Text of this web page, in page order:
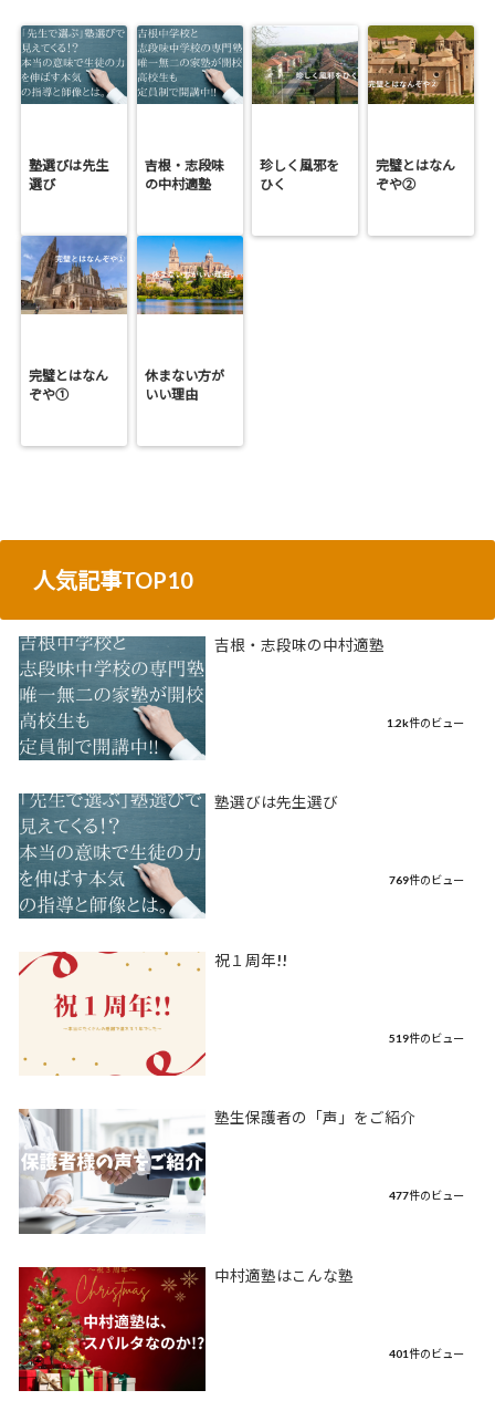
塾選びは先生
選び
吉根・志段味
の中村適塾
珍しく風邪を
ひく
完璧とはなん
ぞや②
完璧とはなん
ぞや①
休まない方が
いい理由
人気記事TOP10
吉根・志段味の中村適塾
1.2k件のビュー
塾選びは先生選び
769件のビュー
祝１周年!!
519件のビュー
塾生保護者の「声」をご紹介
477件のビュー
中村適塾はこんな塾
401件のビュー